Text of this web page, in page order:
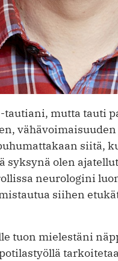
tautiani, mutta tauti
siitä,
syksynä olen
neurologini
siihen
tuon mielestäni